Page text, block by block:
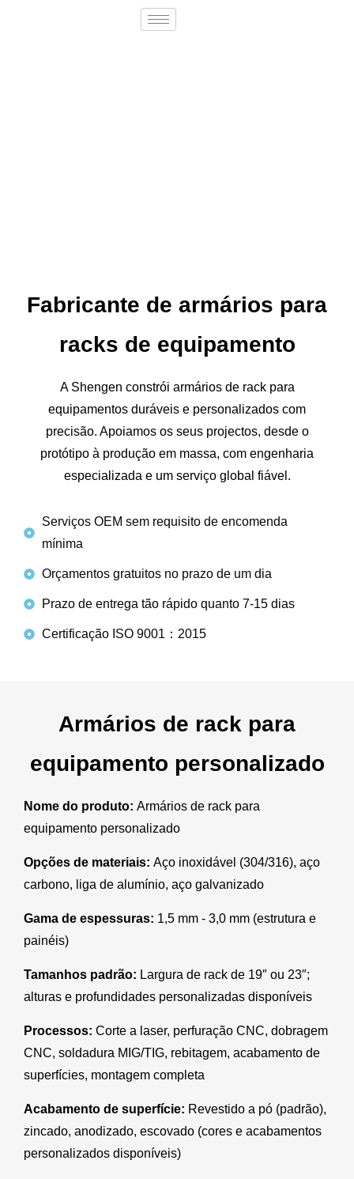
Fabricante de armários para
racks de equipamento
A Shengen constrói armários de rack para
equipamentos duráveis e personalizados com
precisão. Apoiamos os seus projectos, desde o
protótipo à produção em massa, com engenharia
especializada e um serviço global fiável.
Serviços OEM sem requisito de encomenda
mínima
Orçamentos gratuitos no prazo de um dia
Prazo de entrega tão rápido quanto 7-15 dias
Certificação ISO 9001：2015
Armários de rack para
equipamento personalizado
Nome do produto: Armários de rack para
equipamento personalizado
Opções de materiais: Aço inoxidável (304/316), aço
carbono, liga de alumínio, aço galvanizado
Gama de espessuras: 1,5 mm - 3,0 mm (estrutura e
painéis)
Tamanhos padrão: Largura de rack de 19″ ou 23″;
alturas e profundidades personalizadas disponíveis
Processos: Corte a laser, perfuração CNC, dobragem
CNC, soldadura MIG/TIG, rebitagem, acabamento de
superfícies, montagem completa
Acabamento de superfície: Revestido a pó (padrão),
zincado, anodizado, escovado (cores e acabamentos
personalizados disponíveis)